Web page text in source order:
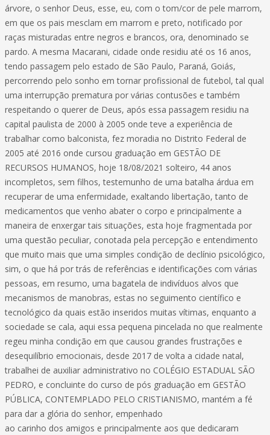
árvore, o senhor Deus, esse, eu, com o tom/cor de pele marrom,
em que os pais mesclam em marrom e preto, notificado por
raças misturadas entre negros e brancos, ora, denominado se
pardo. A mesma Macarani, cidade onde residiu até os 16 anos,
tendo passagem pelo estado de São Paulo, Paraná, Goiás,
percorrendo pelo sonho em tornar profissional de futebol, tal qual
uma interrupção prematura por várias contusões e também
respeitando o querer de Deus, após essa passagem residiu na
capital paulista de 2000 à 2005 onde teve a experiência de
trabalhar como balconista, fez moradia no Distrito Federal de
2005 até 2016 onde cursou graduação em GESTÃO DE
RECURSOS HUMANOS, hoje 18/08/2021 solteiro, 44 anos
incompletos, sem filhos, testemunho de uma batalha árdua em
recuperar de uma enfermidade, exaltando libertação, tanto de
medicamentos que venho abater o corpo e principalmente a
maneira de enxergar tais situações, esta hoje fragmentada por
uma questão peculiar, conotada pela percepção e entendimento
que muito mais que uma simples condição de declínio psicológico,
sim, o que há por trás de referências e identificações com várias
pessoas, em resumo, uma bagatela de indivíduos alvos que
mecanismos de manobras, estas no seguimento científico e
tecnológico da quais estão inseridos muitas vítimas, enquanto a
sociedade se cala, aqui essa pequena pincelada no que realmente
regeu minha condição em que causou grandes frustrações e
desequilíbrio emocionais, desde 2017 de volta a cidade natal,
trabalhei de auxiliar administrativo no COLÉGIO ESTADUAL SÃO
PEDRO, e concluinte do curso de pós graduação em GESTÃO
PÚBLICA, CONTEMPLADO PELO CRISTIANISMO, mantém a fé
para dar a glória do senhor, empenhado
ao carinho dos amigos e principalmente aos que dedicaram